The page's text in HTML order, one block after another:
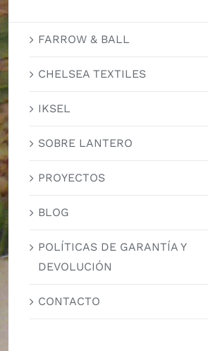
FARROW & BALL
CHELSEA TEXTILES
IKSEL
SOBRE LANTERO
PROYECTOS
BLOG
POLÍTICAS DE GARANTÍA Y
DEVOLUCIÓN
CONTACTO